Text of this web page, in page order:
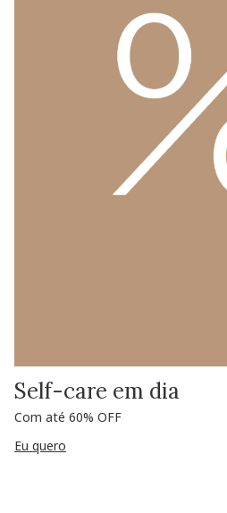
Self-care em dia
Com até 60% OFF
Eu quero